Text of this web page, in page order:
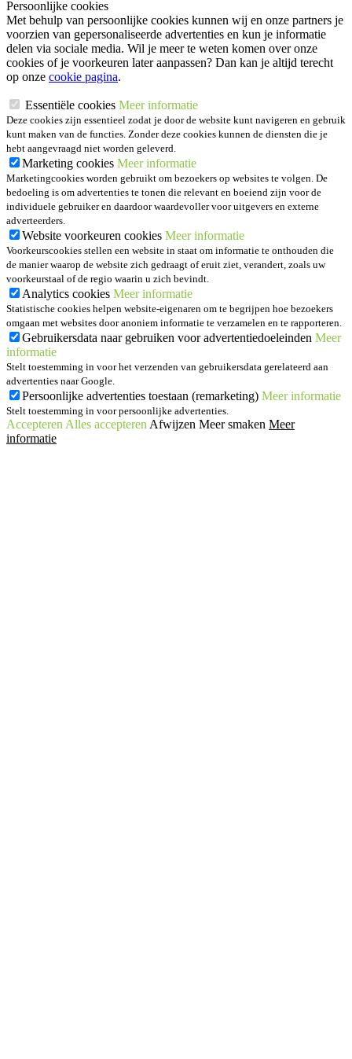
Persoonlijke cookies
Met behulp van persoonlijke cookies kunnen wij en onze partners je
voorzien van gepersonaliseerde advertenties en kun je informatie
delen via sociale media. Wil je meer te weten komen over onze
cookies of je voorkeuren later aanpassen? Dan kan je altijd terecht
op onze cookie pagina.
Essentiële cookies Meer informatie
Deze cookies zijn essentieel zodat je door de website kunt navigeren en gebruik
kunt maken van de functies. Zonder deze cookies kunnen de diensten die je
hebt aangevraagd niet worden geleverd.
Marketing cookies Meer informatie
Marketingcookies worden gebruikt om bezoekers op websites te volgen. De
bedoeling is om advertenties te tonen die relevant en boeiend zijn voor de
individuele gebruiker en daardoor waardevoller voor uitgevers en externe
adverteerders.
Website voorkeuren cookies Meer informatie
Voorkeurscookies stellen een website in staat om informatie te onthouden die
de manier waarop de website zich gedraagt of eruit ziet, verandert, zoals uw
voorkeurstaal of de regio waarin u zich bevindt.
Analytics cookies Meer informatie
Statistische cookies helpen website-eigenaren om te begrijpen hoe bezoekers
omgaan met websites door anoniem informatie te verzamelen en te rapporteren.
Gebruikersdata naar gebruiken voor advertentiedoeleinden Meer
informatie
Stelt toestemming in voor het verzenden van gebruikersdata gerelateerd aan
advertenties naar Google.
Persoonlijke advertenties toestaan (remarketing) Meer informatie
Stelt toestemming in voor persoonlijke advertenties.
Accepteren Alles accepteren Afwijzen Meer smaken Meer
informatie